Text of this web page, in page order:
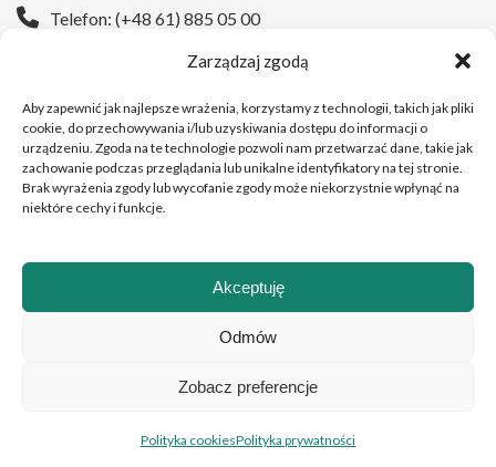
Zarządzaj zgodą
Aby zapewnić jak najlepsze wrażenia, korzystamy z technologii, takich jak pliki
cookie, do przechowywania i/lub uzyskiwania dostępu do informacji o
urządzeniu. Zgoda na te technologie pozwoli nam przetwarzać dane, takie jak
zachowanie podczas przeglądania lub unikalne identyfikatory na tej stronie.
Brak wyrażenia zgody lub wycofanie zgody może niekorzystnie wpłynąć na
niektóre cechy i funkcje.
Akceptuję
Odmów
Zobacz preferencje
Polityka cookiesPolityka prywatności
Telefon: (+48 61) 885 05 00
Copyright © 2026 Wielkopolskie Centrum Onkologii